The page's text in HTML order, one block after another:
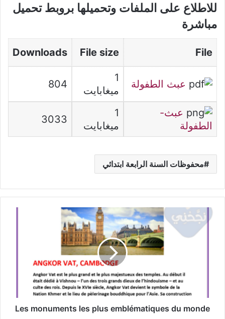
للاطلاع على الملفات وتحميلها بروبط تحميل
مباشرة
File
File size
Downloads
عبث الطفولة
1
ميغابايت
804
عبث-
الطفولة
1
ميغابايت
3033
محفوظات السنة الرابعة ابتدائي
Les
monuments
Les monuments les plus emblématiques du monde